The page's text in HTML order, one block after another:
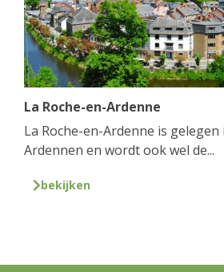
La Roche-en-Ardenne
La Roche-en-Ardenne is
Ardennen en wordt ook wel de...
bekijken